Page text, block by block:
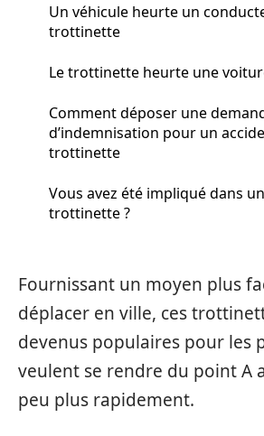
Un véhicule heurte un
trottinette
Le trottinette heurte une
Comment déposer une
d’indemnisation pour un
trottinette
Vous avez été impliqué dans
trottinette ?
Fournissant un moyen plus
déplacer en ville, ces
devenus populaires pour les
veulent se rendre du point A
peu plus rapidement.